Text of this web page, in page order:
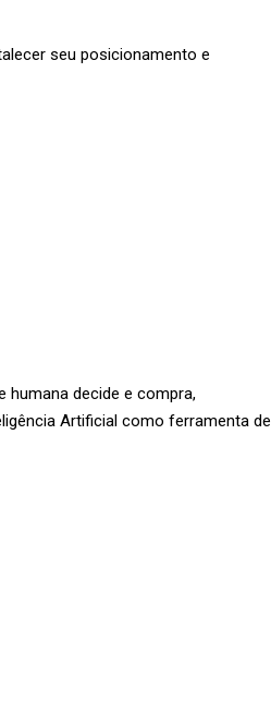
seu posicionamento e
humana decide e compra,
Artificial como ferramenta de